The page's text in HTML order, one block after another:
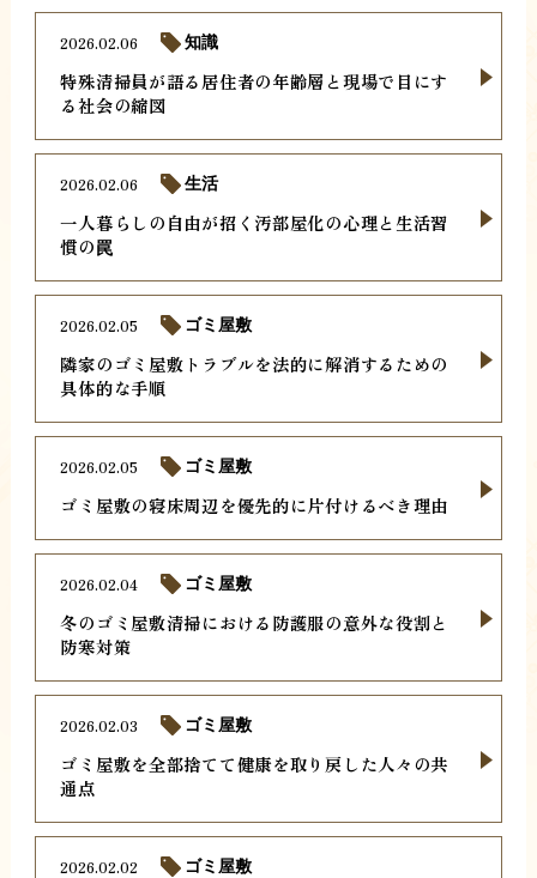
特殊清掃員が語る居住者の年齢層と現場で目にす
る社会の縮図
2026.02.06 知識
一人暮らしの自由が招く汚部屋化の心理と生活習
慣の罠
2026.02.06 生活
隣家のゴミ屋敷トラブルを法的に解消するための
具体的な手順
2026.02.05 ゴミ屋敷
ゴミ屋敷の寝床周辺を優先的に片付けるべき理由
2026.02.05 ゴミ屋敷
冬のゴミ屋敷清掃における防護服の意外な役割と
防寒対策
2026.02.04 ゴミ屋敷
ゴミ屋敷を全部捨てて健康を取り戻した人々の共
通点
2026.02.03 ゴミ屋敷
2026.02.02 ゴミ屋敷